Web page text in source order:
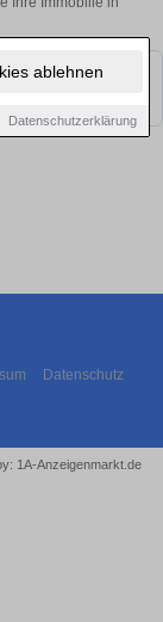
ablehnen
Datenschutzerklärung
Schauen Sie
Datenschutz
1A-Anzeigenmarkt.de